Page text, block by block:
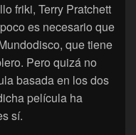
friki, Terry Pratchett
es necesario que
que tiene
Pero quizá no
basada en los dos
película ha
sí.